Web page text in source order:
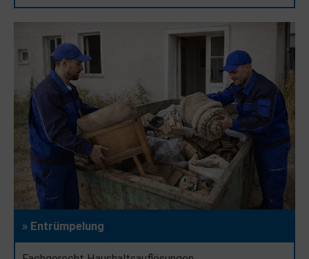
» Entrümpelung